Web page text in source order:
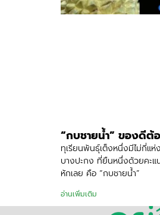
“กบชายน้ำ” ของดีต้
ทุเรียนพันธุ์เต็งหนึ่งมีไม่กี่แห่
บางปะกง ที่ยืนหนึ่งด้วยคะแ
หักเลย คือ “กบชายน้ำ”
อ่านเพิ่มเติม